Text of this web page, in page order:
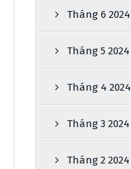
Tháng 6 2024
Tháng 5 2024
Tháng 4 2024
Tháng 3 2024
Tháng 2 2024